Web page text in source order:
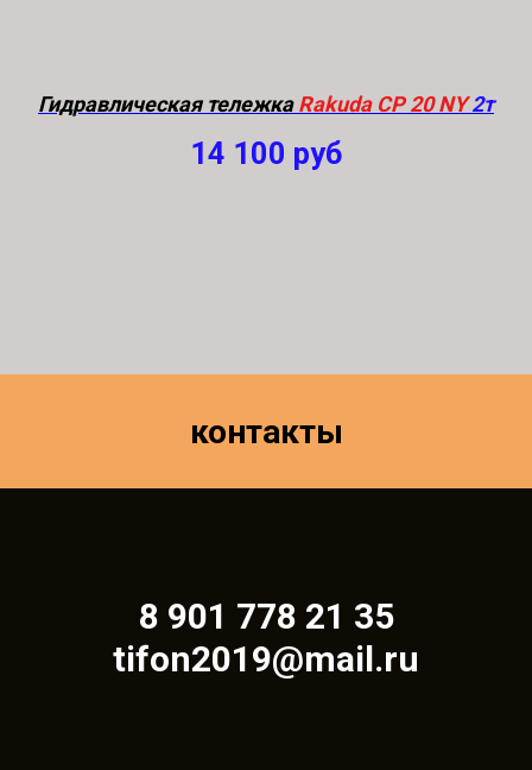
Гидравлическая тележкаRakuda CP 20 NY2т
14 100 руб
контакты
8 901 778 21 35
tifon2019@mail.ru